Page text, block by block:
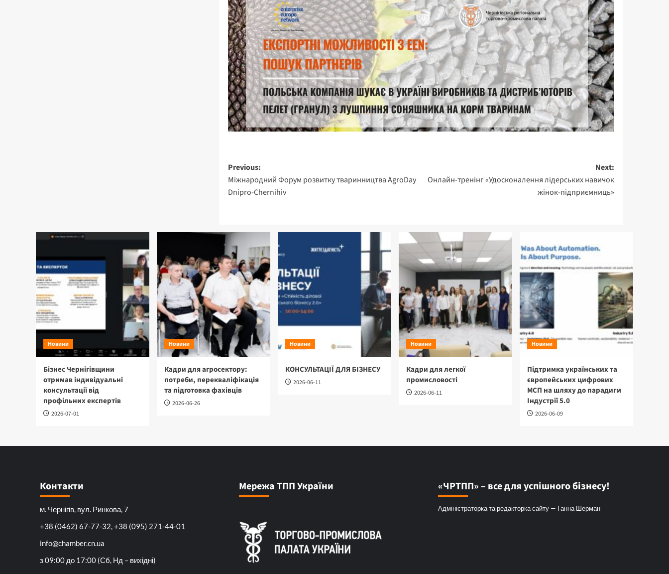
Post
navigation
Previous:
Міжнародний Форум розвитку тваринництва AgroDay
Dnipro-Chernihiv
Next:
Онлайн-тренінг «Удосконалення лідерських навичок
жінок-підприємниць»
Новини
Бізнес Чернігівщини
отримав індивідуальні
консультації від
профільних експертів
2026-07-01
Новини
Кадри для агросектору:
потреби, перекваліфікація
та підготовка фахівців
2026-06-26
Новини
КОНСУЛЬТАЦІЇ ДЛЯ БІЗНЕСУ
2026-06-11
Новини
Кадри для легкої
промисловості
2026-06-11
Новини
Підтримка українських та
європейських цифрових
МСП на шляху до парадигм
Індустрії 5.0
2026-06-09
Контакти
м. Чернігів, вул. Ринкова, 7
+38 (0462) 67-77-32, +38 (095) 271-44-01
info@chamber.cn.ua
з 09:00 до 17:00 (Сб, Нд – вихідні)
Мережа ТПП України «ЧРТПП» – все для успішного бізнесу!
Адміністраторка та редакторка сайту — Ганна Шерман